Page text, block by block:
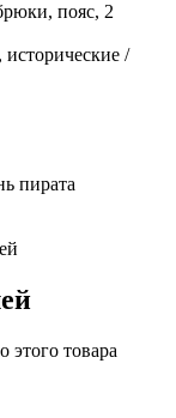
пояс, 2
/
пирата
товара